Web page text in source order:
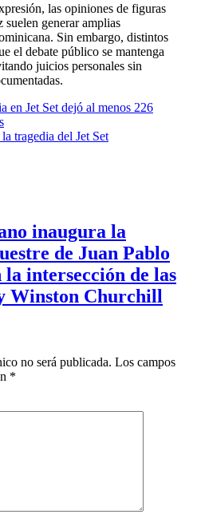
las opiniones de figuras
suelen generar amplias
Sin embargo, distintos
el debate público se mantenga
juicios personales sin
en Jet Set dejó al menos 226
tragedia del Jet Set
inaugura la
de Juan Pablo
intersección de las
Winston Churchill
no será publicada. Los campos
*